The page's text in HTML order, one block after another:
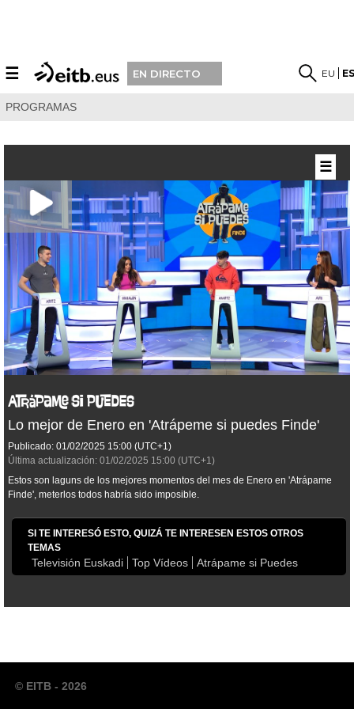
☰ EN DIRECTO EU
PROGRAMAS
Lo mejor de Enero en 'Atrápeme si puedes Finde'
Publicado: 01/02/2025 15:00 (UTC+1)
Última actualización: 01/02/2025 15:00 (UTC+1)
Estos son laguns de los mejores momentos del mes de Enero en 'Atrápame
Finde', meterlos todos habría sido imposible.
SI TE INTERESÓ ESTO, QUIZÁ TE INTERESEN ESTOS OTROS
TEMAS
Televisión Euskadi Top Vídeos Atrápame si Puedes
☰
© EITB - 2026